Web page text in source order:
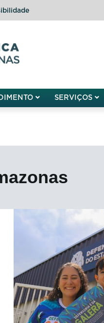
Amazonas
SERVIÇOS